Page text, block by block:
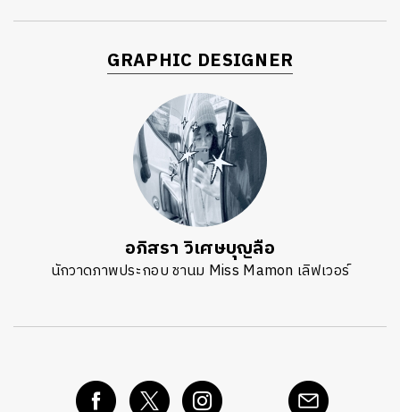
GRAPHIC DESIGNER
อภิสรา วิเศษบุญลือ
นักวาดภาพประกอบ ชานม Miss Mamon เลิฟเวอร์